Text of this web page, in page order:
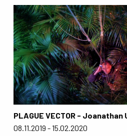
PLAGUE VECTOR - Joanathan
08.11.2019 - 15.02.2020